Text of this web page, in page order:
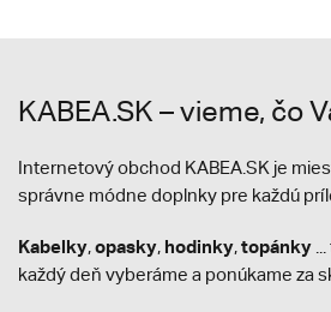
KABEA.SK – vieme, čo
Internetový obchod KABEA.SK je
správne módne doplnky pre každú
Kabelky,opasky, hodinky,topánky
každý deň vyberáme a ponúkame za